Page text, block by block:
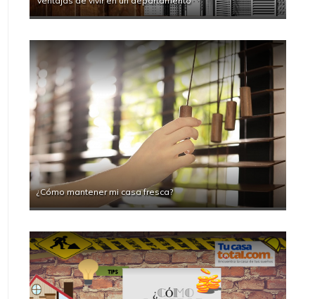
¿Cómo mantener mi casa fresca?